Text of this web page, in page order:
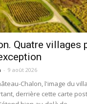
Quatre villages
- 9 août 2026
Chalon, l'image du
derrière cette carte